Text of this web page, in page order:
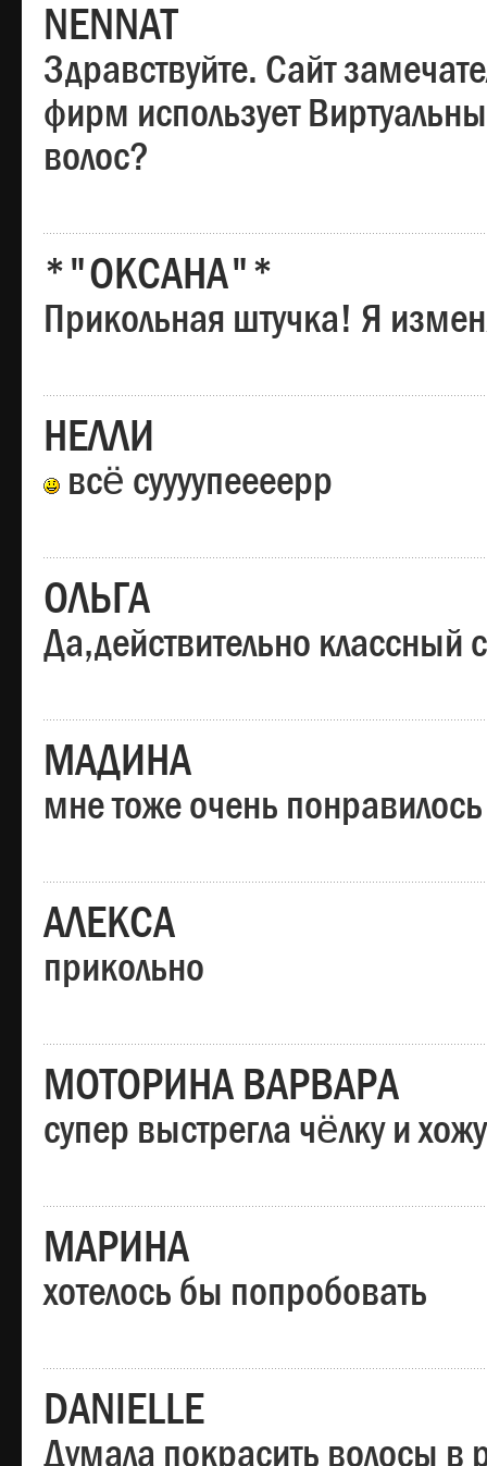
NENNAT
Здравствуйте. Сайт
фирм использует
волос?
*"ОКСАНА"*
Прикольная штучка! Я
НЕЛЛИ
всё суууупеееерр
ОЛЬГА
Да,действительно классный
МАДИНА
мне тоже очень
АЛЕКСА
прикольно
МОТОРИНА ВАРВАРА
супер выстрегла чёлку и
МАРИНА
хотелось бы попробовать
DANIELLE
Думала покрасить волосы